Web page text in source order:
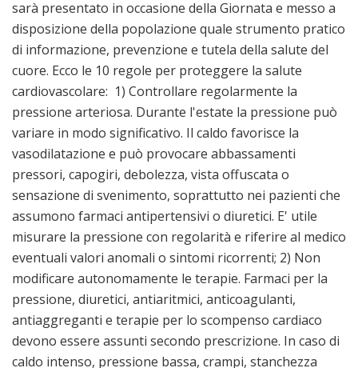
sarà presentato in occasione della Giornata e messo a
disposizione della popolazione quale strumento pratico
di informazione, prevenzione e tutela della salute del
cuore. Ecco le 10 regole per proteggere la salute
cardiovascolare: 1) Controllare regolarmente la
pressione arteriosa. Durante l'estate la pressione può
variare in modo significativo. Il caldo favorisce la
vasodilatazione e può provocare abbassamenti
pressori, capogiri, debolezza, vista offuscata o
sensazione di svenimento, soprattutto nei pazienti che
assumono farmaci antipertensivi o diuretici. E' utile
misurare la pressione con regolarità e riferire al medico
eventuali valori anomali o sintomi ricorrenti; 2) Non
modificare autonomamente le terapie. Farmaci per la
pressione, diuretici, antiaritmici, anticoagulanti,
antiaggreganti e terapie per lo scompenso cardiaco
devono essere assunti secondo prescrizione. In caso di
caldo intenso, pressione bassa, crampi, stanchezza